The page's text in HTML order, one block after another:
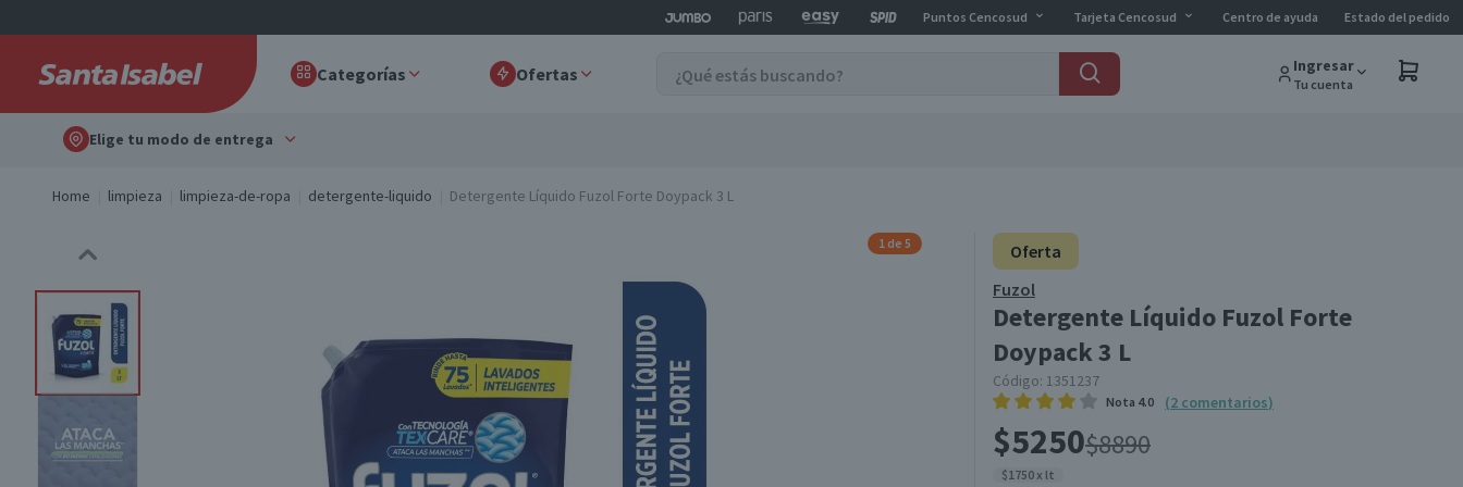
Puntos Cencosud Tarjeta Cencosud Centro de ayuda Estado del pedido
Categorías Ofertas Ingresar
Tu cuenta
Elige tu modo de entrega
Home limpieza limpieza-de-ropa detergente-liquido Detergente Líquido Fuzol Forte Doypack 3 L
Oferta
Fuzol
Detergente Líquido Fuzol Forte
Doypack 3 L
Código: 1351237
Nota 4.0 (2 comentarios)
$5250$8890
$1750 x lt
1 de 5